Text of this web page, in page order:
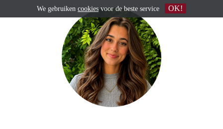
We gebruiken cookiesvoor de beste service OK!